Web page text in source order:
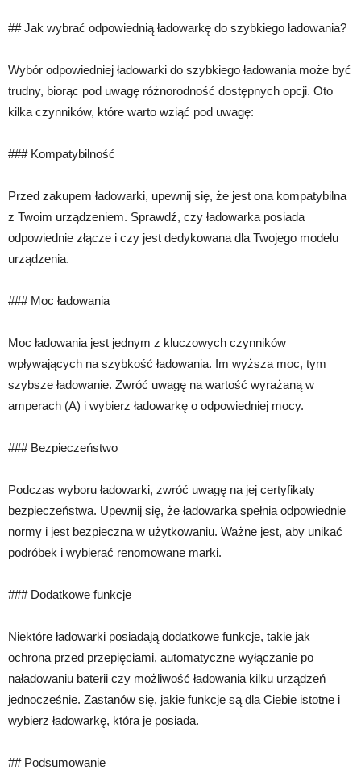
## Jak wybrać odpowiednią ładowarkę do szybkiego ładowania?
Wybór odpowiedniej ładowarki do szybkiego ładowania może być
trudny, biorąc pod uwagę różnorodność dostępnych opcji. Oto
kilka czynników, które warto wziąć pod uwagę:
### Kompatybilność
Przed zakupem ładowarki, upewnij się, że jest ona kompatybilna
z Twoim urządzeniem. Sprawdź, czy ładowarka posiada
odpowiednie złącze i czy jest dedykowana dla Twojego modelu
urządzenia.
### Moc ładowania
Moc ładowania jest jednym z kluczowych czynników
wpływających na szybkość ładowania. Im wyższa moc, tym
szybsze ładowanie. Zwróć uwagę na wartość wyrażaną w
amperach (A) i wybierz ładowarkę o odpowiedniej mocy.
### Bezpieczeństwo
Podczas wyboru ładowarki, zwróć uwagę na jej certyfikaty
bezpieczeństwa. Upewnij się, że ładowarka spełnia odpowiednie
normy i jest bezpieczna w użytkowaniu. Ważne jest, aby unikać
podróbek i wybierać renomowane marki.
### Dodatkowe funkcje
Niektóre ładowarki posiadają dodatkowe funkcje, takie jak
ochrona przed przepięciami, automatyczne wyłączanie po
naładowaniu baterii czy możliwość ładowania kilku urządzeń
jednocześnie. Zastanów się, jakie funkcje są dla Ciebie istotne i
wybierz ładowarkę, która je posiada.
## Podsumowanie